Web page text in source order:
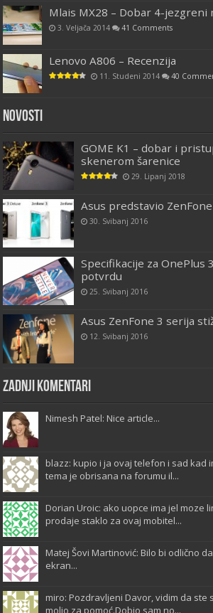
Mlais MX28 – Dobar 4-jezgreni
3. Veljača 2014 41 Comments
Lenovo A806 – Recenzija
11. Studeni 2014 40
Novosti
GOME K1 – dobar i
skenerom šarenice
29. Lipanj 2018
Asus predstavio
30. Svibanj 2016
Specifikacije za OnePlus
potvrdu
25. Svibanj 2016
Asus ZenFone 3 serija
12. Svibanj 2016
Zadnji komentari
Nimesh Patel: Nice article...
blazz: kupio i ja ovaj telefon i sad kad
tema je obrisana na forumu il...
Dorian Uroic: ako uopce ima jel moze
prodaje staklo za ovaj mobitel...
Matej Šovi Martinović: Bilo bi odlično
ekran...
miro: Pozdravljeni Davor, vidim da ste
molio za pomoć.Dobio sam no...